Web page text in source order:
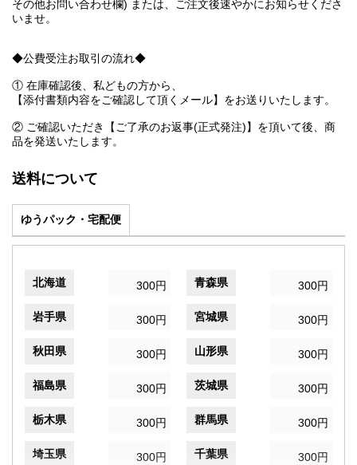
その他お問い合わせ欄) または、ご注文後速やかにお知らせくださ
いませ。
◆公費受注お取引の流れ◆
① 在庫確認後、私どもの方から、
【添付書類内容をご確認して頂くメール】をお送りいたします。
② ご確認いただき【ご了承のお返事(正式発注)】を頂いて後、商
品を発送いたします。
送料について
ゆうパック・宅配便
北海道 300円 青森県 300円
岩手県 300円 宮城県 300円
秋田県 300円 山形県 300円
福島県 300円 茨城県 300円
栃木県 300円 群馬県 300円
埼玉県 300円 千葉県 300円